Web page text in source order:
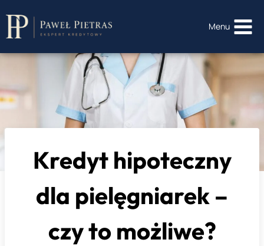
do
treści
Menu
Kredyt hipoteczny
dla pielęgniarek –
czy to możliwe?